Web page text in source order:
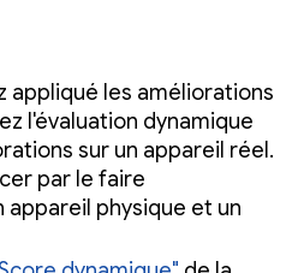
appliqué les améliorations
l'évaluation dynamique
sur un appareil réel.
par le faire
appareil physique et un